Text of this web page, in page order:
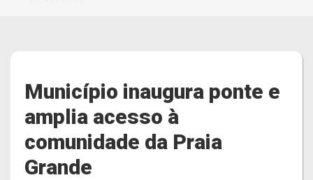
Município inaugura ponte e
amplia acesso à
comunidade da Praia
Grande